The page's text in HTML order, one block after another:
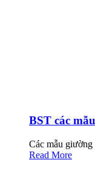
BST các
Các mẫu
Read More